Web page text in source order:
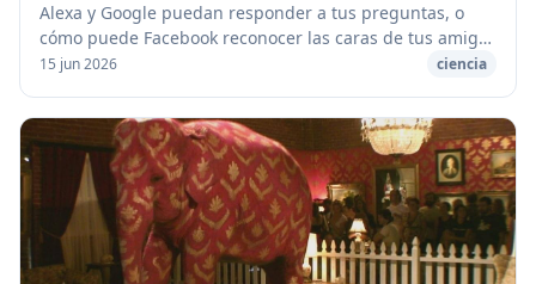
Alexa y Google puedan responder a tus preguntas, o
cómo puede Facebook reconocer las caras de tus amigos
en las fotos que subes? ¡La respuesta a...
15 jun 2026 ciencia